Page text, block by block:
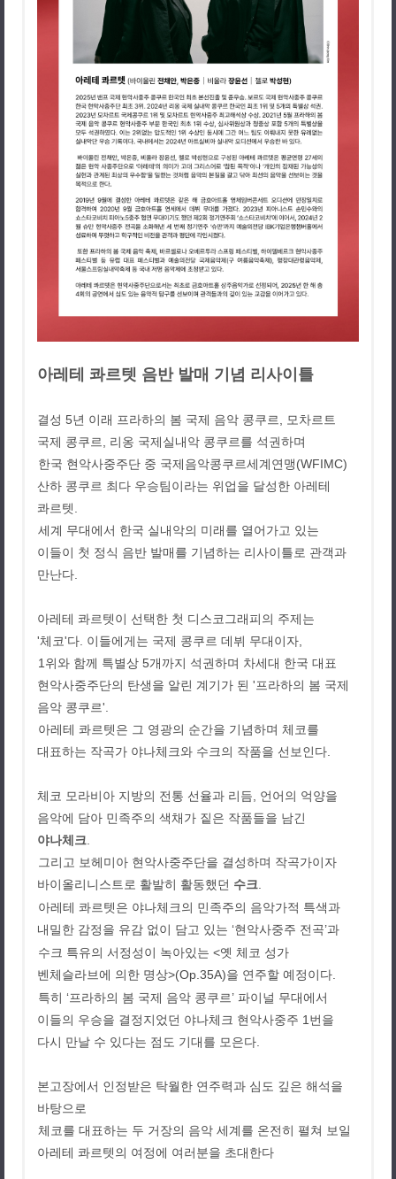
아레테 콰르텟 음반 발매 기념 리사이틀
결성 5년 이래 프라하의 봄 국제 음악 콩쿠르, 모차르트
국제 콩쿠르, 리옹 국제실내악 콩쿠르를 석권하며
한국 현악사중주단 중 국제음악콩쿠르세계연맹(WFIMC)
산하 콩쿠르 최다 우승팀이라는 위업을 달성한 아레테
콰르텟.
세계 무대에서 한국 실내악의 미래를 열어가고 있는
이들이 첫 정식 음반 발매를 기념하는 리사이틀로 관객과
만난다.
아레테 콰르텟이 선택한 첫 디스코그래피의 주제는
'체코'다. 이들에게는 국제 콩쿠르 데뷔 무대이자,
1위와 함께 특별상 5개까지 석권하며 차세대 한국 대표
현악사중주단의 탄생을 알린 계기가 된 '프라하의 봄 국제
음악 콩쿠르'.
아레테 콰르텟은 그 영광의 순간을 기념하며 체코를
대표하는 작곡가 야나체크와 수크의 작품을 선보인다.
체코 모라비아 지방의 전통 선율과 리듬, 언어의 억양을
음악에 담아 민족주의 색채가 짙은 작품들을 남긴
야나체크.
그리고 보헤미아 현악사중주단을 결성하며 작곡가이자
바이올리니스트로 활발히 활동했던 수크.
아레테 콰르텟은 야나체크의 민족주의 음악가적 특색과
내밀한 감정을 유감 없이 담고 있는 ‘현악사중주 전곡’과
수크 특유의 서정성이 녹아있는 <옛 체코 성가
벤체슬라브에 의한 명상>(Op.35A)을 연주할 예정이다.
특히 ‘프라하의 봄 국제 음악 콩쿠르’ 파이널 무대에서
이들의 우승을 결정지었던 야나체크 현악사중주 1번을
다시 만날 수 있다는 점도 기대를 모은다.
본고장에서 인정받은 탁월한 연주력과 심도 깊은 해석을
바탕으로
체코를 대표하는 두 거장의 음악 세계를 온전히 펼쳐 보일
아레테 콰르텟의 여정에 여러분을 초대한다